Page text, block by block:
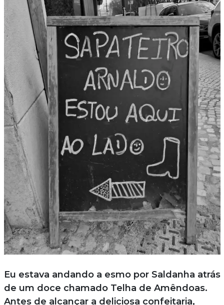
Eu estava andando a esmo por Saldanha atrás
de um doce chamado Telha de Amêndoas.
Antes de alcançar a deliciosa confeitaria,